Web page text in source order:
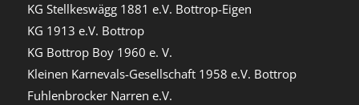
KG Stellkeswägg 1881 e.V. Bottrop-Eigen
KG 1913 e.V. Bottrop
KG Bottrop Boy 1960 e. V.
Kleinen Karnevals-Gesellschaft 1958 e.V. Bottrop
Fuhlenbrocker Narren e.V.